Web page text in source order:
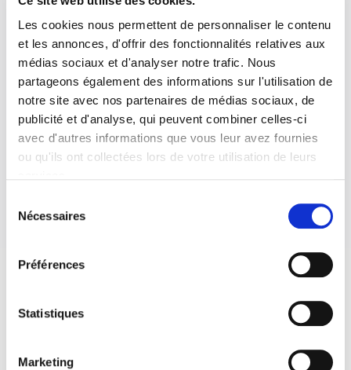
Les cookies nous permettent de personnaliser le contenu
et les annonces, d'offrir des fonctionnalités relatives aux
médias sociaux et d'analyser notre trafic. Nous
partageons également des informations sur l'utilisation de
notre site avec nos partenaires de médias sociaux, de
publicité et d'analyse, qui peuvent combiner celles-ci
avec d'autres informations que vous leur avez fournies
ou qu'ils ont collectées lors de votre utilisation de leurs
Nécessaires
Préférences
Statistiques
Marketing
moi, ont su se distinguer. Bonne lecture!
25 janvier 2020 0 1